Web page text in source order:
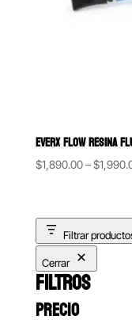
EVERX FLOW RESINA
$1,890.00–$
Filtrar
Cerrar
FILTROS
PRECIO